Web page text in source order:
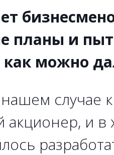
планы и
как можно
случае
и в